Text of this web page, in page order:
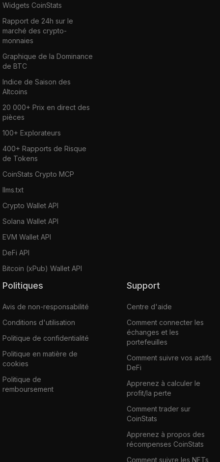
Widgets CoinStats
Rapport de 24h sur le
marché des crypto-
monnaies
Graphique de la Dominance
de BTC
Indice de Saison des
Altcoins
20 000+ Prix en direct des
pièces
100+ Explorateurs
400+ Rapports de Risque
de Tokens
CoinStats Crypto MCP
llms.txt
Crypto Wallet API
Solana Wallet API
EVM Wallet API
DeFi API
Bitcoin (xPub) Wallet API
Politiques
Avis de non-responsabilité
Conditions d'utilisation
Politique de confidentialité
Politique en matière de
cookies
Politique de
remboursement
Support
Centre d'aide
Comment connecter les
échanges et les
portefeuilles
Comment suivre vos actifs
DeFi
Apprenez à calculer le
profit/la perte
Comment trader sur
CoinStats
Apprenez à propos des
récompenses CoinStats
Comment suivre les NFTs